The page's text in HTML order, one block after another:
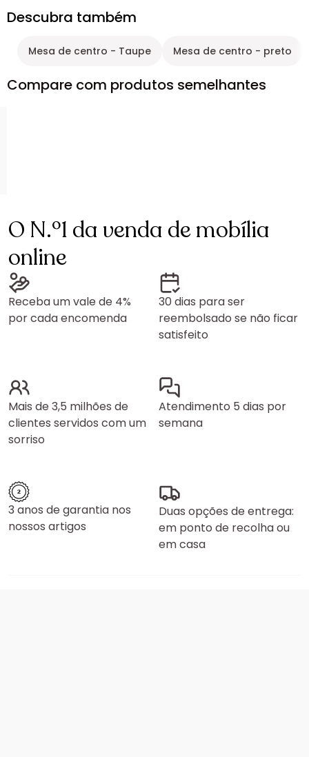
Descubra também
Mesa de centro - Taupe Mesa de centro - preto
Compare com produtos semelhantes
O N.º1 da venda de mobília
online
Receba um vale de 4%
por cada encomenda
30 dias para ser
reembolsado se não ficar
satisfeito
Mais de 3,5 milhões de
clientes servidos com um
sorriso
Atendimento 5 dias por
semana
3 anos de garantia nos
nossos artigos
Duas opções de entrega:
em ponto de recolha ou
em casa